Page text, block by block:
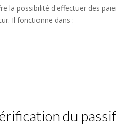
la possibilité d'effectuer des
Il fonctionne dans :
du